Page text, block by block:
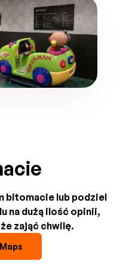
bitomacie lub podziel
na dużą ilość opinii,
zająć chwilę.